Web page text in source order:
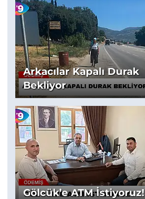
Arkacılar Kapalı Durak
Bekliyor
Gölcük’e ATM İstiyoruz!